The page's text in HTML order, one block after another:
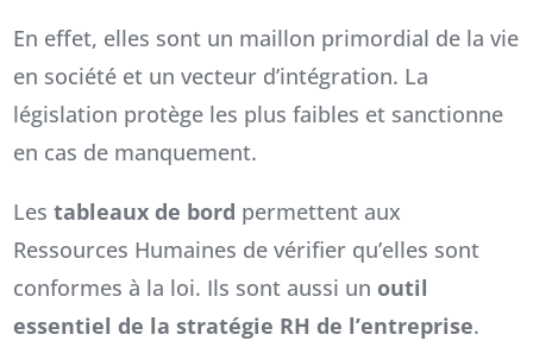
En effet, elles sont un maillon primordial de la vie
en société et un vecteur d’intégration. La
législation protège les plus faibles et sanctionne
en cas de manquement.
Lestableaux de bord permettent aux
Ressources Humaines de vérifier qu’elles sont
conformes à la loi. Ils sont aussi un outil
essentiel de la stratégie RH de l’entreprise.